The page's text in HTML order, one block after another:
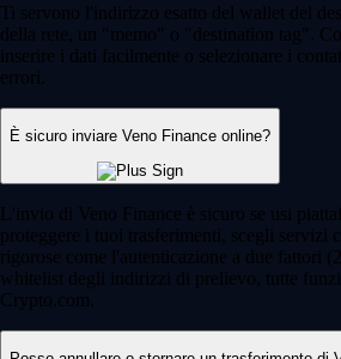
Ti servono l'indirizzo esatto del wallet del
della rete, un "memo" o "destination tag".
inserire i dati facilmente o selezionare i
errori.
È sicuro inviare Veno Finance online?
L'invio di Veno Finance è sicuro se usi
proteggere i tuoi trasferimenti, scegli servizi
rigorose come l'autenticazione a due fattori
whitelist degli indirizzi di prelievo, tutte
Crypto.com.